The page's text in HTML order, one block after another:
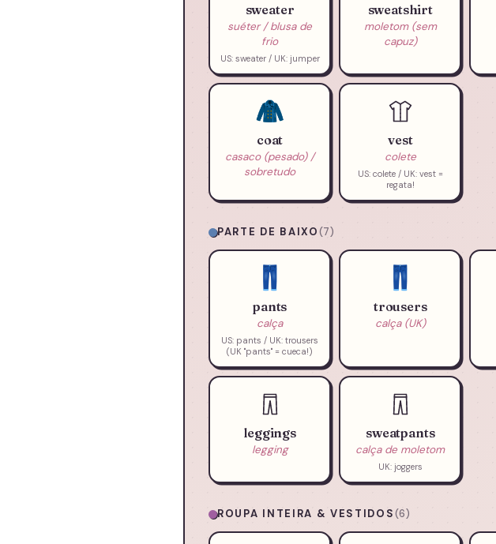
sweater
suéter / blusa de
frio
US: sweater / UK: jumper
sweatshirt
moletom (sem
capuz)
🧥
coat
casaco (pesado) /
sobretudo
vest
colete
US: colete / UK: vest =
regata!
PARTE DE BAIXO(7)
👖
pants
calça
US: pants / UK: trousers
(UK "pants" = cueca!)
👖
trousers
calça (UK)
leggings
legging
sweatpants
calça de moletom
UK: joggers
ROUPA INTEIRA & VESTIDOS(6)